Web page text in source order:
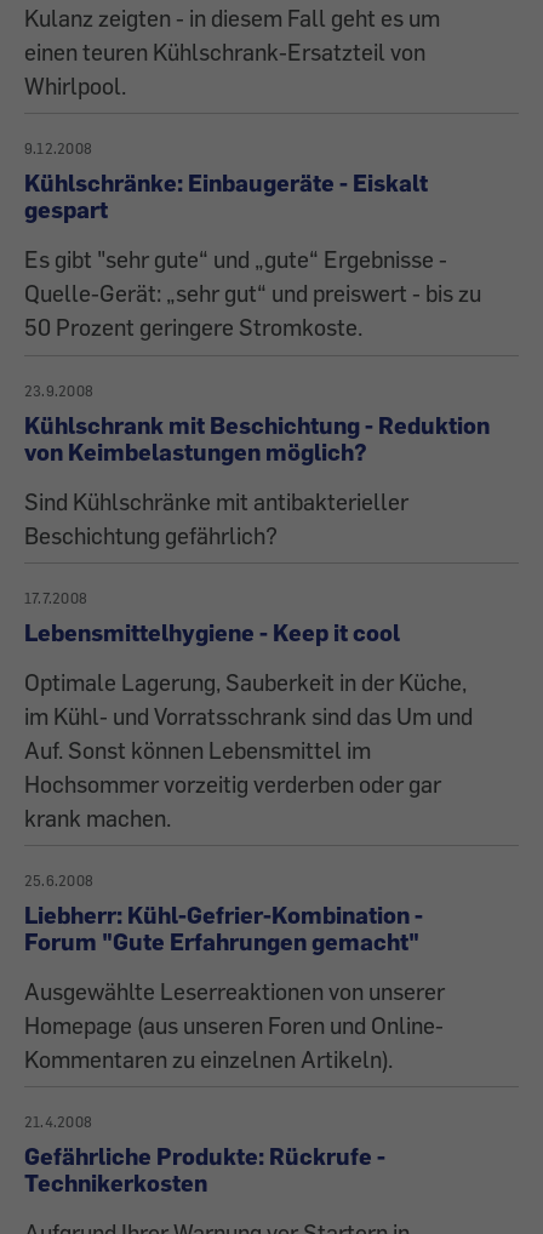
Kulanz zeigten - in diesem Fall geht es um
einen teuren Kühlschrank-Ersatzteil von
Whirlpool.
9.12.2008
Kühlschränke: Einbaugeräte - Eiskalt
gespart
Es gibt "sehr gute“ und „gute“ Ergebnisse -
Quelle-Gerät: „sehr gut“ und preiswert - bis zu
50 Prozent geringere Stromkoste.
23.9.2008
Kühlschrank mit Beschichtung - Reduktion
von Keimbelastungen möglich?
Sind Kühlschränke mit antibakterieller
Beschichtung gefährlich?
17.7.2008
Lebensmittelhygiene - Keep it cool
Optimale Lagerung, Sauberkeit in der Küche,
im Kühl- und Vorratsschrank sind das Um und
Auf. Sonst können Lebensmittel im
Hochsommer vorzeitig verderben oder gar
krank machen.
25.6.2008
Liebherr: Kühl-Gefrier-Kombination -
Forum "Gute Erfahrungen gemacht"
Ausgewählte Leserreaktionen von unserer
Homepage (aus unseren Foren und Online-
Kommentaren zu einzelnen Artikeln).
21.4.2008
Gefährliche Produkte: Rückrufe -
Technikerkosten